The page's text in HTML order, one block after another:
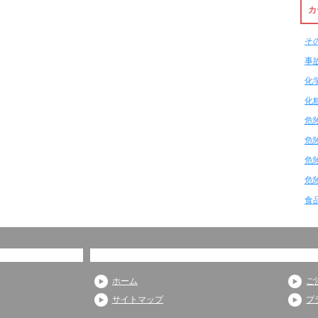
そ
事
化
化
危
危
危
危
食
ホーム
サイトマップ
ご
プ